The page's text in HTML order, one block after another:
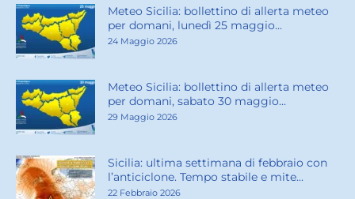
Meteo Sicilia: bollettino di allerta meteo
per domani, lunedì 25 maggio...
24 Maggio 2026
Meteo Sicilia: bollettino di allerta meteo
per domani, sabato 30 maggio...
29 Maggio 2026
Sicilia: ultima settimana di febbraio con
l’anticiclone. Tempo stabile e mite...
22 Febbraio 2026